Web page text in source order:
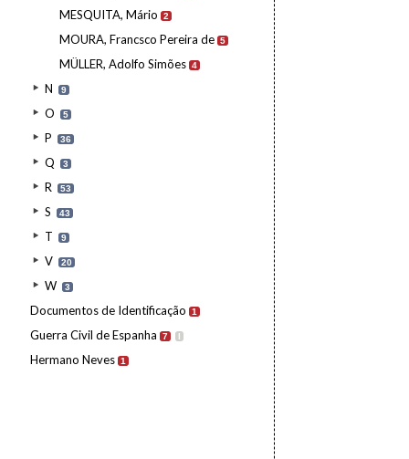
MESQUITA, Mário 2
MOURA, Francsco Pereira de 5
MÜLLER, Adolfo Simões 4
N 9
O 5
P 36
Q 3
R 53
S 43
T 9
V 20
W 3
Documentos de Identificação 1
Guerra Civil de Espanha 7 I
Hermano Neves 1